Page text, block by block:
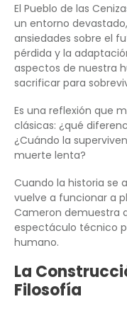
El Pueblo de las
un entorno
ansiedades sobre el
pérdida y la
aspectos de nuestra
sacrificar para
Es una reflexión que
clásicas: ¿qué
¿Cuándo la
muerte lenta?
Cuando la historia se
vuelve a funcionar a
Cameron demuestra
espectáculo técnico
humano.
La
Filosofía